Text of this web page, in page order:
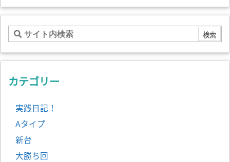
カテゴリー
実践日記！
Aタイプ
新台
大勝ち回